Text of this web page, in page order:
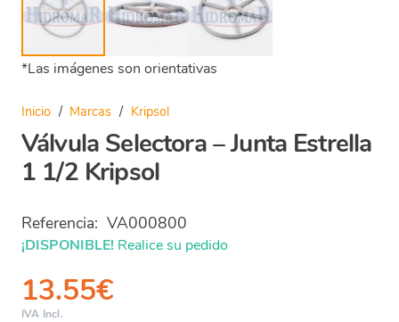
*Las imágenes son orientativas
Inicio / Marcas / Kripsol
Válvula Selectora – Junta Estrella
1 1/2 Kripsol
Referencia: VA000800
¡DISPONIBLE! Realice su pedido
13.55€
IVA Incl.